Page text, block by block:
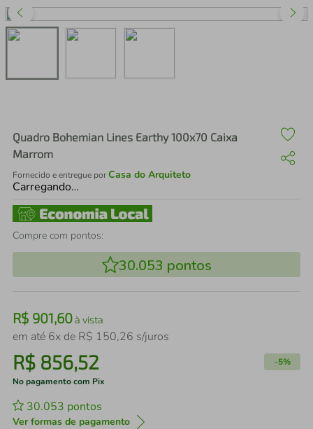
Quadro Bohemian Lines Earthy 100x70 Caixa
Marrom
Fornecido e entregue porCasa do Arquiteto
Carregando…
Compre com pontos:
30.053 pontos
R$ 901,60à vista
em até 6x de R$ 150,26 s/juros
R$ 856,52 -5%
No pagamento com Pix
30.053 pontos
Ver formas de pagamento
perfume